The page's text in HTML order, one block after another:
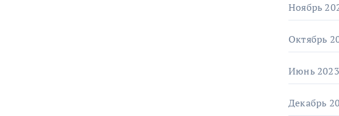
Ноябрь
Октябрь
Июнь 2023
Декабрь